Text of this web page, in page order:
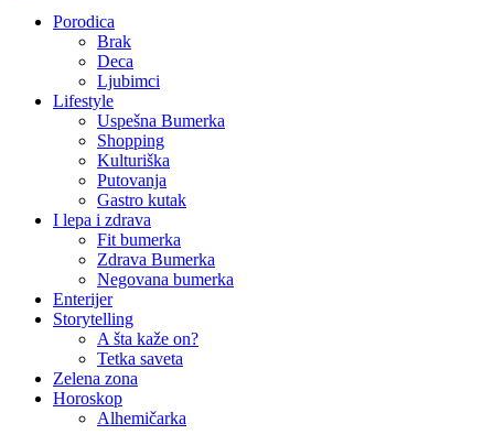
Porodica
Brak
Deca
Ljubimci
Lifestyle
Uspešna Bumerka
Shopping
Kulturiška
Putovanja
Gastro kutak
I lepa i zdrava
Fit bumerka
Zdrava Bumerka
Negovana bumerka
Enterijer
Storytelling
A šta kaže on?
Tetka saveta
Zelena zona
Horoskop
Alhemičarka